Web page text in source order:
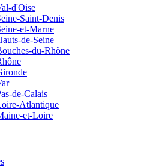
d'Oise
Saint-Denis
et-Marne
de-Seine
du-Rhône
de-Calais
Atlantique
et-Loire